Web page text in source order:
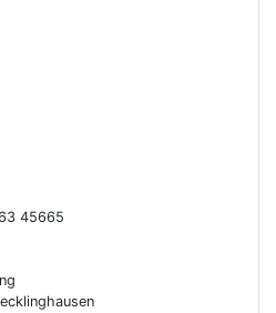
45665